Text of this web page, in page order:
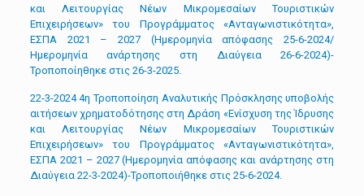
και Λειτουργίας Νέων Μικρομεσαίων Τουριστικών
Επιχειρήσεων» του Προγράμματος «Ανταγωνιστικότητα»,
ΕΣΠΑ 2021 – 2027 (Ημερομηνία απόφασης 25-6-2024/
Ημερομηνία ανάρτησης στη Διαύγεια 26-6-2024)-
Τροποποίηθηκε στις 26-3-2025.
22-3-2024 4η Τροποποίηση Αναλυτικής Πρόσκλησης υποβολής
αιτήσεων χρηματοδότησης στη Δράση «Ενίσχυση της Ίδρυσης
και Λειτουργίας Νέων Μικρομεσαίων Τουριστικών
Επιχειρήσεων» του Προγράμματος «Ανταγωνιστικότητα»,
ΕΣΠΑ 2021 – 2027 (Ημερομηνία απόφασης και ανάρτησης στη
Διαύγεια 22-3-2024)-Τροποποιήθηκε στις 25-6-2024.